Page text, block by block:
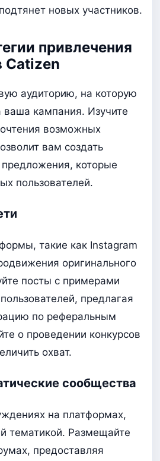
новых участников.
привлечения
Catizen
аудиторию, на которую
ваша кампания. Изучите
возможных
вам создать
которые
пользователей.
такие как Instagram
оригинального
посты с примерами
предлагая
по реферальным
о проведении конкурсов
охват.
сообщества
на платформах,
тематикой. Размещайте
предоставляя